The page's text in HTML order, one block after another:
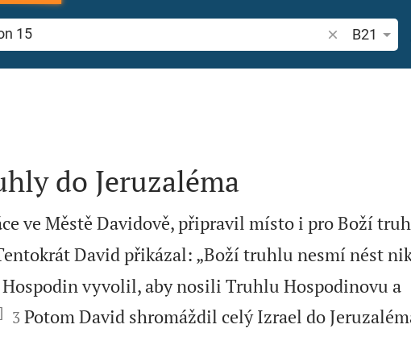
Vyhledat
B21
do Jeruzaléma
ve Městě Davidově, připravil místo i pro Boží
David přikázal: „Boží truhlu nesmí nést
vyvolil, aby nosili Truhlu Hospodinovu a

3 Potom David shromáždil celý Izrael do